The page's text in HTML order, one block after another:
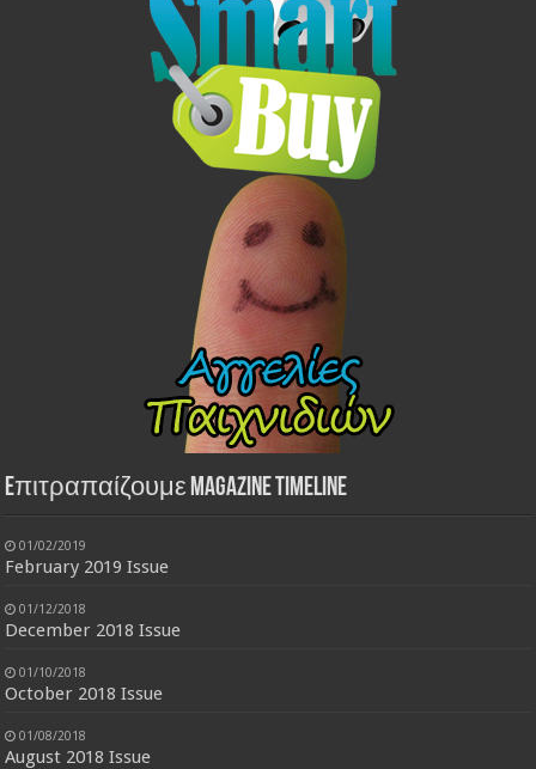
Eπιτραπαίζουμε Magazine Timeline
01/02/2019
February 2019 Issue
01/12/2018
December 2018 Issue
01/10/2018
October 2018 Issue
01/08/2018
August 2018 Issue